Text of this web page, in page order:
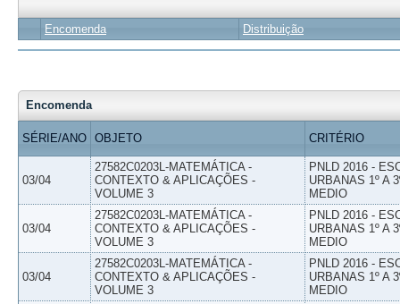
Encomenda Distribuição
Encomenda
SÉRIE/ANO OBJETO CRITÉRIO
03/04
27582C0203L-MATEMÁTICA -
CONTEXTO & APLICAÇÕES -
VOLUME 3
PNLD 2016 -
URBANAS 1º A
MEDIO
03/04
27582C0203L-MATEMÁTICA -
CONTEXTO & APLICAÇÕES -
VOLUME 3
PNLD 2016 -
URBANAS 1º A
MEDIO
03/04
27582C0203L-MATEMÁTICA -
CONTEXTO & APLICAÇÕES -
VOLUME 3
PNLD 2016 -
URBANAS 1º A
MEDIO